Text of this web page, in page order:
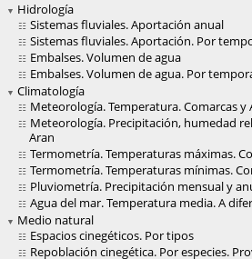
Hidrología
Sistemas fluviales. Aportación anual
Sistemas fluviales. Aportación. Por
Embalses. Volumen de agua
Embalses. Volumen de agua. Por
Climatología
Meteorología. Temperatura. Comarcas y
Meteorología. Precipitación, humedad
Aran
Termometría. Temperaturas máximas.
Termometría. Temperaturas mínimas.
Pluviometría. Precipitación mensual y
Agua del mar. Temperatura media. A
Medio natural
Espacios cinegéticos. Por tipos
Repoblación cinegética. Por especies.